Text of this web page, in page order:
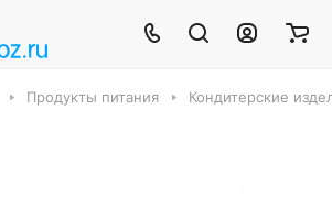
Продукты питания Кондитерские